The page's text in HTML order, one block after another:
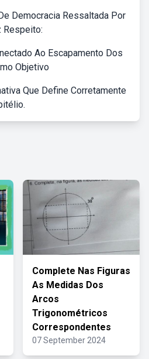
Democracia Ressaltada Por
Respeito:
Ao Escapamento Dos
Objetivo
Que Define Corretamente
Complete Nas Figuras
As Medidas Dos
Arcos
Trigonométricos
Correspondentes
07 September 2024